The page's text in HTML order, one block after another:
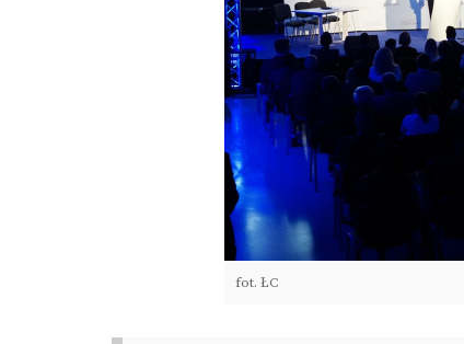
fot. ŁC